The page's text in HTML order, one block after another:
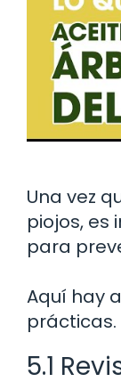
Una vez
piojos,
para
Aquí hay
prácticas.
5.1